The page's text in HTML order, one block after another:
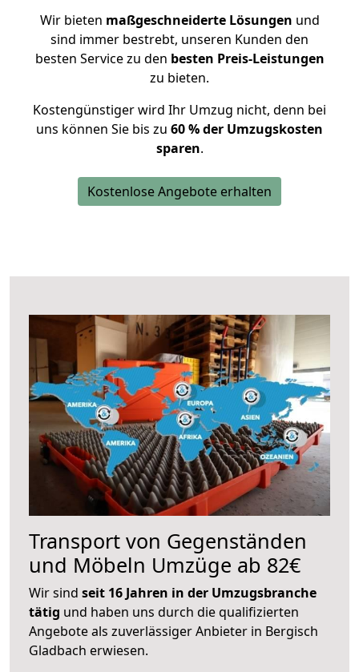
Wir bieten maßgeschneiderte Lösungen und
sind immer bestrebt, unseren Kunden den
besten Service zu den besten Preis-Leistungen
zu bieten.
Kostengünstiger wird Ihr Umzug nicht, denn bei
uns können Sie bis zu 60 % der Umzugskosten
sparen.
Kostenlose Angebote erhalten
Transport von Gegenständen
und Möbeln Umzüge ab 82€
Wir sind seit 16 Jahren in der Umzugsbranche
tätig und haben uns durch die qualifizierten
Angebote als zuverlässiger Anbieter in Bergisch
Gladbach erwiesen.